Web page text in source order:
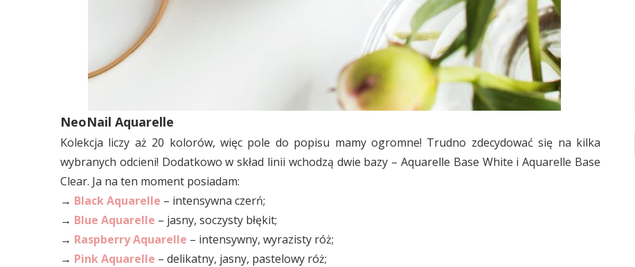
NeoNail Aquarelle
Kolekcja liczy aż 20 kolorów, więc pole do popisu mamy ogromne! Trudno zdecydować się na kilka
wybranych odcieni! Dodatkowo w skład linii wchodzą dwie bazy – Aquarelle Base White i Aquarelle Base
Clear. Ja na ten moment posiadam:
→ Black Aquarelle – intensywna czerń;
→ Blue Aquarelle – jasny, soczysty błękit;
→ Raspberry Aquarelle – intensywny, wyrazisty róż;
→ Pink Aquarelle – delikatny, jasny, pastelowy róż;